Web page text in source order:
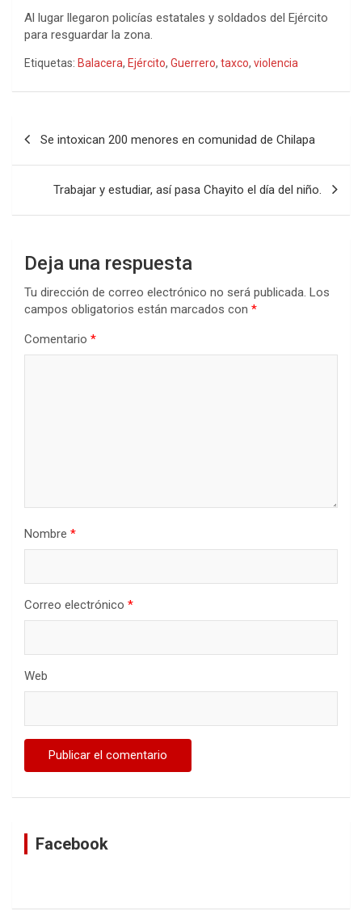
Al lugar llegaron policías estatales y soldados del Ejército
para resguardar la zona.
Etiquetas: Balacera, Ejército, Guerrero, taxco, violencia
Se intoxican 200 menores en comunidad de Chilapa
Trabajar y estudiar, así pasa Chayito el día del niño.
Deja una respuesta
Tu dirección de correo electrónico no será publicada. Los
campos obligatorios están marcados con *
Comentario *
Nombre *
Correo electrónico *
Web
Facebook